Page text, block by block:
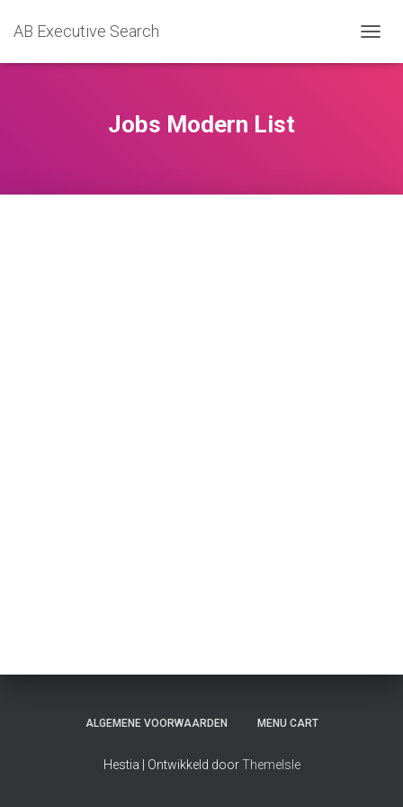
AB Executive Search
Jobs Modern List
ALGEMENE VOORWAARDEN MENU CART
Hestia | Ontwikkeld doorThemeIsle